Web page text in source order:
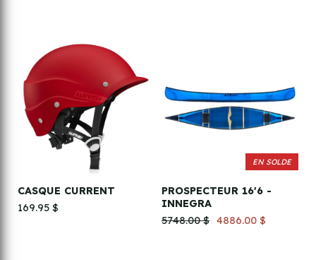
CASQUE CURRENT
169.95 $
EN SOLDE
PROSPECTEUR 16'6 -
INNEGRA
5748.00 $ 4886.00 $